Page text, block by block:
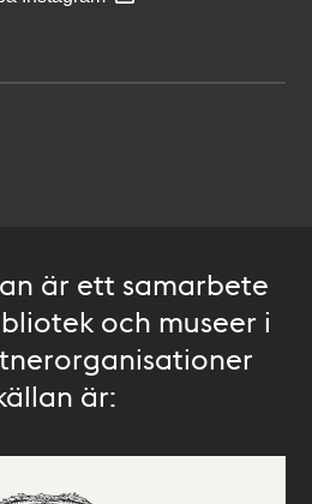
är ett samarbete
och museer i
är: